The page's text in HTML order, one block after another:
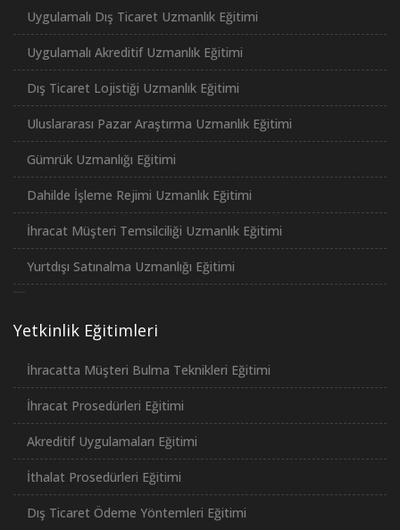
Uygulamalı Dış Ticaret Uzmanlık Eğitimi
Uygulamalı Akreditif Uzmanlık Eğitimi
Dış Ticaret Lojistiği Uzmanlık Eğitimi
Uluslararası Pazar Araştırma Uzmanlık Eğitimi
Gümrük Uzmanlığı Eğitimi
Dahilde İşleme Rejimi Uzmanlık Eğitimi
İhracat Müşteri Temsilciliği Uzmanlık Eğitimi
Yurtdışı Satınalma Uzmanlığı Eğitimi
Yetkinlik Eğitimleri
İhracatta Müşteri Bulma Teknikleri Eğitimi
İhracat Prosedürleri Eğitimi
Akreditif Uygulamaları Eğitimi
İthalat Prosedürleri Eğitimi
Dış Ticaret Ödeme Yöntemleri Eğitimi